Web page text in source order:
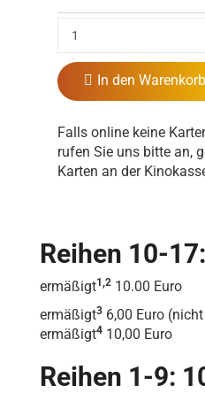
In den Warenkorb
Falls online keine
rufen Sie uns bitte an,
Karten an der
Reihen 10-
ermäßigt1,2 10.00 Euro
ermäßigt3 6,00 Euro
ermäßigt4 10,00 Euro
Reihen 1-9: